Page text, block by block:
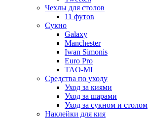
Чехлы для столов
11 футов
Сукно
Galaxy
Manchester
Iwan Simonis
Euro Pro
TAO-MI
Средства по уходу
Уход за киями
Уход за шарами
Уход за сукном и столом
Наклейки для кия